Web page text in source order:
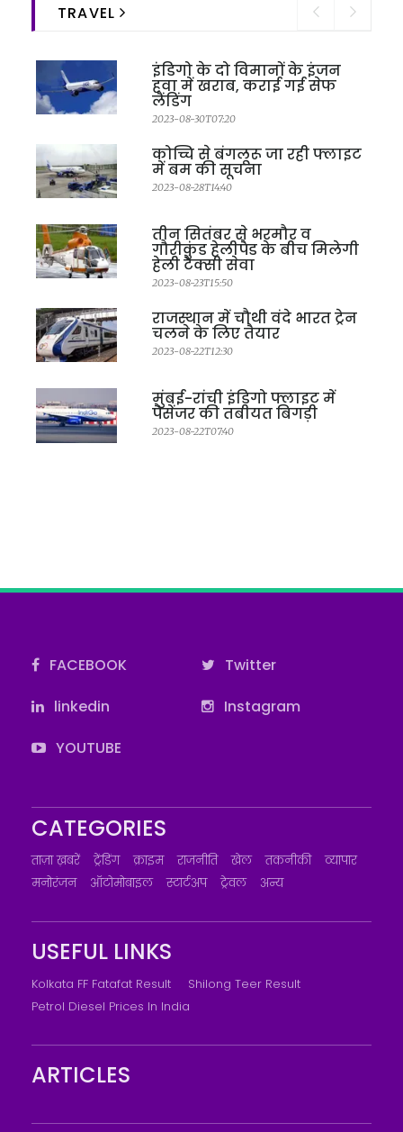
TRAVEL
इंडिगो के दो विमानों के इंजन
हवा में खराब, कराई गई सेफ
लैंडिंग
2023-08-30T07:20
कोच्चि से बंगलूरू जा रही फ्लाइट
में बम की सूचना
2023-08-28T14:40
तीन सितंबर से भरमौर व
गौरीकुंड हेलीपैड के बीच मिलेगी
हेली टैक्सी सेवा
2023-08-23T15:50
राजस्थान में चौथी वंदे भारत ट्रेन
चलने के लिए तैयार
2023-08-22T12:30
मुंबई-रांची इंडिगो फ्लाइट में
पैसेंजर की तबीयत बिगड़ी
2023-08-22T07:40
FACEBOOK
Twitter
linkedin
Instagram
YOUTUBE
CATEGORIES
ताज़ा ख़बरें ट्रेंडिंग क्राइम राजनीति खेल तकनीकी
व्यापार
मनोरंजन
ऑटोमोबाइल स्टार्टअप ट्रेवल अन्य
USEFUL LINKS
Kolkata FF Fatafat Result
Shilong Teer Result
Petrol Diesel Prices In India
ARTICLES